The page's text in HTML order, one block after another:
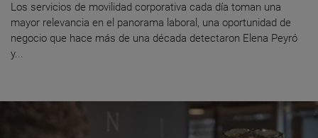
Los servicios de movilidad corporativa cada día toman una
mayor relevancia en el panorama laboral, una oportunidad de
negocio que hace más de una década detectaron Elena Peyró
y...